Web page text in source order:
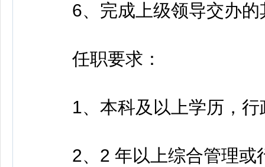
6、完成上级领导交办的
任职要求：
1、本科及以上学历，行
2、2 年以上综合管理或